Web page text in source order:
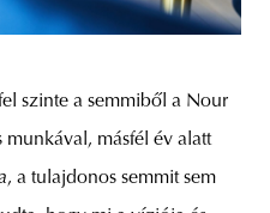
szinte a semmiből a Nour
másfél év alatt
, a tulajdonos semmit sem